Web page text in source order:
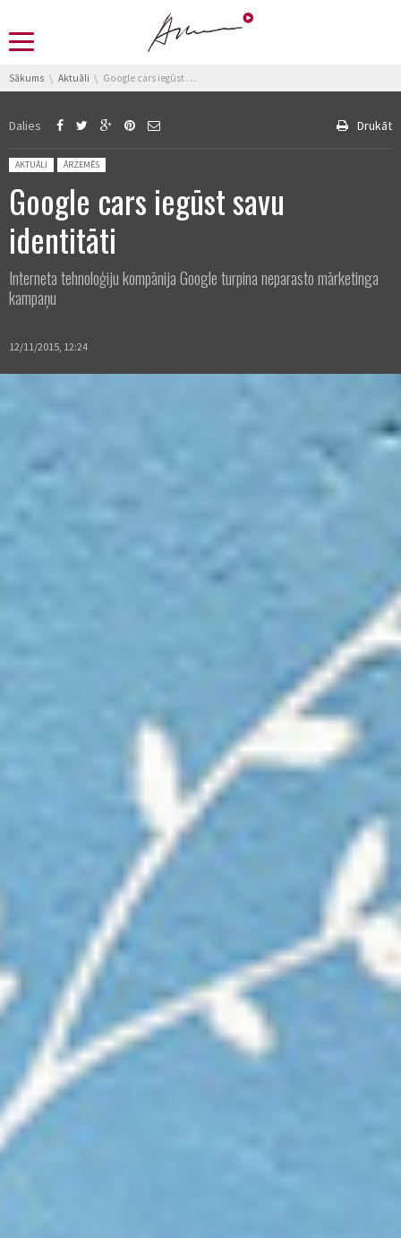
You are here:
Sākums Aktuāli Google cars iegūst savu identitāti
Dalies Drukāt
Posted in:
AKTUĀLI ĀRZEMĒS
Google cars iegūst savu
identitāti
Interneta tehnoloģiju kompānija Google turpina neparasto mārketinga
kampaņu
12/11/2015, 12:24